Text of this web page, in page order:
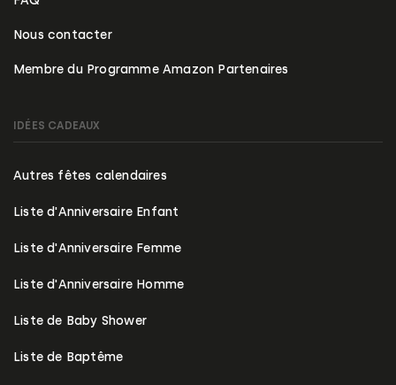
Nous contacter
Membre du Programme Amazon Partenaires
IDÉES CADEAUX
Autres fêtes calendaires
Liste d'Anniversaire Enfant
Liste d'Anniversaire Femme
Liste d'Anniversaire Homme
Liste de Baby Shower
Liste de Baptême